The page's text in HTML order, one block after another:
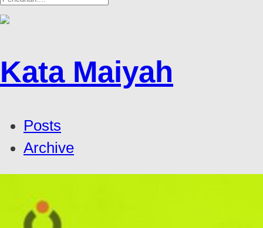
Kata Maiyah
Posts
Archive